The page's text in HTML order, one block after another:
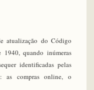
atualização do Código
quando inúmeras
identificadas pelas
as compras online, o